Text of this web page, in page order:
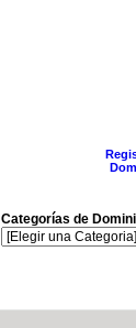
Categorías de